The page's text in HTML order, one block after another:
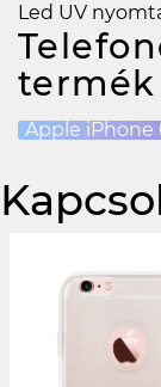
Led UV
termék
Apple iPhone